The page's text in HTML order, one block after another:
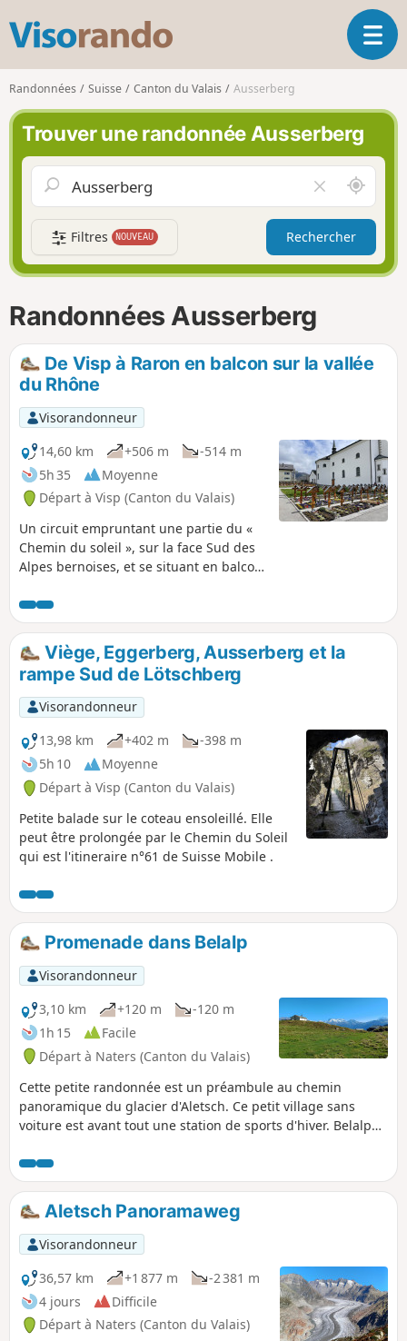
s
o
r
n
d
O
u
l
a
i
g
o
n
Randonnées Suisse Canton du Valais Ausserberg
Trouver une randonnée Ausserberg
i
d
e
r
l
a
m
A
u
t
u
r
o
i
Filtres NOUVEAU Rechercher
Randonnées Ausserberg
De Visp à Raron en balcon sur la vallée
du Rhône
Visorandonneur
14,60 km
+506 m
-514 m
5h 35
Moyenne
Départ à Visp (Canton du Valais)
Un circuit empruntant une partie du «
Chemin du soleil », sur la face Sud des
Alpes bernoises, et se situant en balcon
permet de visiter des villages typiques
du Valais au riche patrimoine
architectural comme Eggerberg,
Ausserberg, St. German et Raron. Le
parcours côtoie à divers endroits la
ligne de chemin de fer entre Brig et
Berne par le tunnel du Lötschberg, dont
on mesure à cette occasion les
prouesses techniques liées à sa
construction au début du XXe siècle. Du
fait de son exposition plein Sud et sa
relativement faible altitude, cette
randonnée est à privilégier au
printemps ou en automne.
Viège, Eggerberg, Ausserberg et la
rampe Sud de Lötschberg
Visorandonneur
13,98 km
+402 m
-398 m
5h 10
Moyenne
Départ à Visp (Canton du Valais)
Petite balade sur le coteau ensoleillé. Elle
peut être prolongée par le Chemin du Soleil
qui est l'itineraire n°61 de Suisse Mobile .
Promenade dans Belalp
Visorandonneur
3,10 km
+120 m
-120 m
1h 15
Facile
Départ à Naters (Canton du Valais)
Cette petite randonnée est un préambule au chemin
panoramique du glacier d'Aletsch. Ce petit village sans
voiture est avant tout une station de sports d'hiver. Belalp
quartier de Sattle, résidentiel et proche des remontées
mécaniques. Cet itinéraire vous fera découvrir ces deux
facettes de Belalp. Le parcours offre aussi de nombreux
points de vue sur des hauts sommets du Valais comme le
Cervin, le Weisshorn, le Monte Leone ou encore le
Fletschhorn.
Aletsch Panoramaweg
Visorandonneur
36,57 km
+1 877 m
-2 381 m
4 jours
Difficile
Départ à Naters (Canton du Valais)